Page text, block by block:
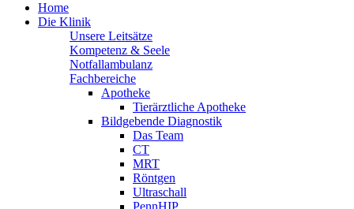
Home
Die Klinik
Unsere Leitsätze
Kompetenz & Seele
Notfallambulanz
Fachbereiche
Apotheke
Tierärztliche Apotheke
Bildgebende Diagnostik
Das Team
CT
MRT
Röntgen
Ultraschall
PennHIP